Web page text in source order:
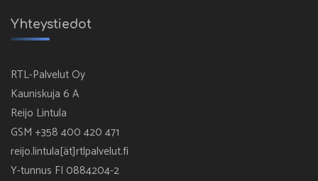
Yhteystiedot
RTL-Palvelut Oy
Kauniskuja 6 A
Reijo Lintula
GSM +358 400 420 471
reijo.lintula[ät]rtlpalvelut.fi
Y-tunnus FI 0884204-2